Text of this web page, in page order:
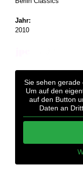
Jahr:
2010
Sie sehen gerade
Um auf den
auf den Button
Daten an